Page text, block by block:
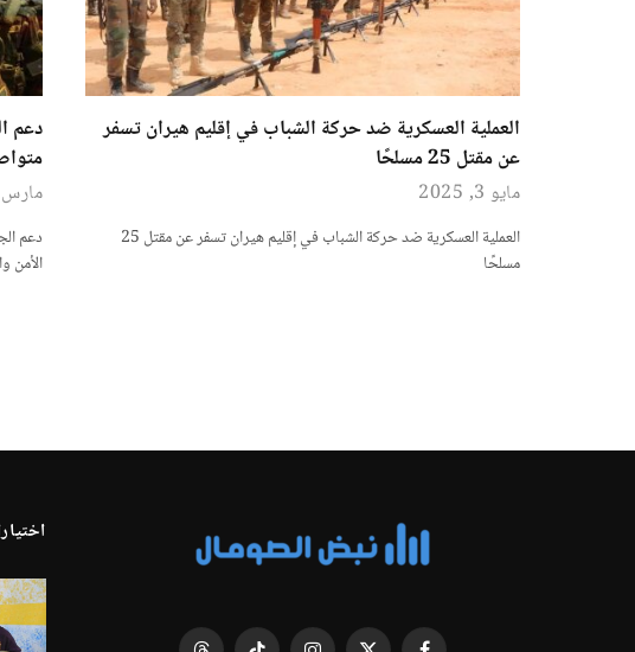
العملية العسكرية ضد حركة الشباب في إقليم هيران تسفر
عن مقتل 25 مسلحًا
مايو 3, 2025
العملية العسكرية ضد حركة الشباب في إقليم هيران تسفر عن مقتل 25
مسلحًا
دعم
مارس 26, 2025
دعم
الأمن